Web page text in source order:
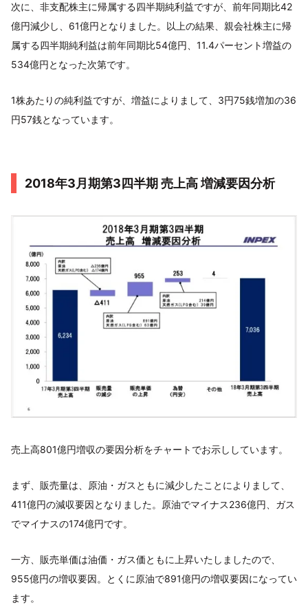
次に、非支配株主に帰属する四半期純利益ですが、前年同期比42
億円減少し、61億円となりました。以上の結果、親会社株主に帰
属する四半期純利益は前年同期比54億円、11.4パーセント増益の
534億円となった次第です。
1株あたりの純利益ですが、増益によりまして、3円75銭増加の36
円57銭となっています。
2018年3月期第3四半期 売上高 増減要因分析
売上高801億円増収の要因分析をチャートでお示ししています。
まず、販売量は、原油・ガスともに減少したことによりまして、
411億円の減収要因となりました。原油でマイナス236億円、ガス
でマイナスの174億円です。
一方、販売単価は油価・ガス価ともに上昇いたしましたので、
955億円の増収要因。とくに原油で891億円の増収要因になってい
ます。